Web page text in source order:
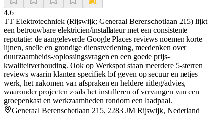
4.6
TT Elektrotechniek (Rijswijk; Generaal Berenschotlaan 215) lijkt
een betrouwbare elektricien/installateur met een consistente
reputatie: de aangeleverde Google Places reviews noemen korte
lijnen, snelle en grondige dienstverlening, meedenken over
duurzaamheids-/oplossingsvragen en een goede prijs-
kwaliteitverhouding. Ook op Werkspot staan meerdere 5-sterren
reviews waarin klanten specifiek lof geven op secuur en netjes
werk, het nakomen van afspraken en heldere uitleg/advies,
waaronder projecten zoals het installeren of vervangen van een
groepenkast en werkzaamheden rondom een laadpaal.
Generaal Berenschotlaan 215, 2283 JM Rijswijk, Nederland